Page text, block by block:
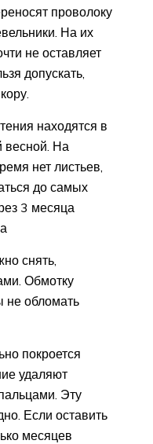
проволоку
На их
не оставляет
допускать,
находятся в
весной. На
нет листьев,
до самых
3 месяца
снять,
Обмотку
не обломать
покроется
удаляют
Эту
Если оставить
месяцев